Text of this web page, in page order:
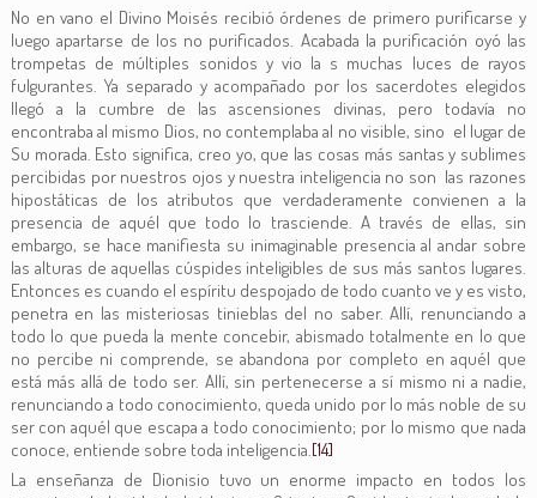
No en vano el Divino Moisés recibió órdenes de primero purificarse y
luego apartarse de los no purificados. Acabada la purificación oyó las
trompetas de múltiples sonidos y vio la s muchas luces de rayos
fulgurantes. Ya separado y acompañado por los sacerdotes elegidos
llegó a la cumbre de las ascensiones divinas, pero todavía no
encontraba al mismo Dios, no contemplaba al no visible, sino el lugar de
Su morada. Esto significa, creo yo, que las cosas más santas y sublimes
percibidas por nuestros ojos y nuestra inteligencia no son las razones
hipostáticas de los atributos que verdaderamente convienen a la
presencia de aquél que todo lo trasciende. A través de ellas, sin
embargo, se hace manifiesta su inimaginable presencia al andar sobre
las alturas de aquellas cúspides inteligibles de sus más santos lugares.
Entonces es cuando el espíritu despojado de todo cuanto ve y es visto,
penetra en las misteriosas tinieblas del no saber. Allí, renunciando a
todo lo que pueda la mente concebir, abismado totalmente en lo que
no percibe ni comprende, se abandona por completo en aquél que
está más allá de todo ser. Allí, sin pertenecerse a sí mismo ni a nadie,
renunciando a todo conocimiento, queda unido por lo más noble de su
ser con aquél que escapa a todo conocimiento; por lo mismo que nada
conoce, entiende sobre toda inteligencia.[14]
La enseñanza de Dionisio tuvo un enorme impacto en todos los